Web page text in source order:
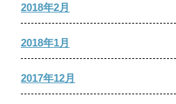
2018年2月
2018年1月
2017年12月